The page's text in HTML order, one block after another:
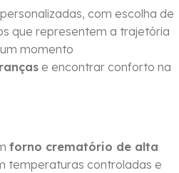
com escolha de
que representem a trajetória
momento
e encontrar conforto na
forno crematório de alta
temperaturas controladas e